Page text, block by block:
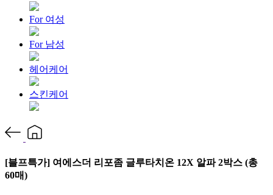
For 여성
For 남성
헤어케어
스킨케어
[블프특가] 여에스더 리포좀 글루타치온 12X 알파 2박스 (총
60매)